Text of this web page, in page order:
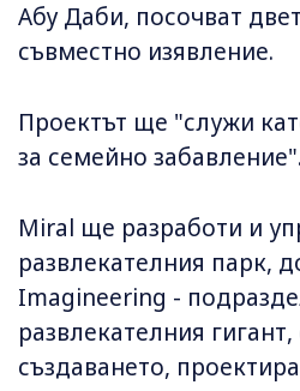
Абу Даби, посочват
съвместно изявление.
Проектът ще "служи
за семейно забавление".
Miral ще разработи и
развлекателния парк,
Imagineering -
развлекателния
създаването,